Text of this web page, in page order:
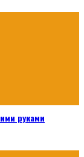
руками